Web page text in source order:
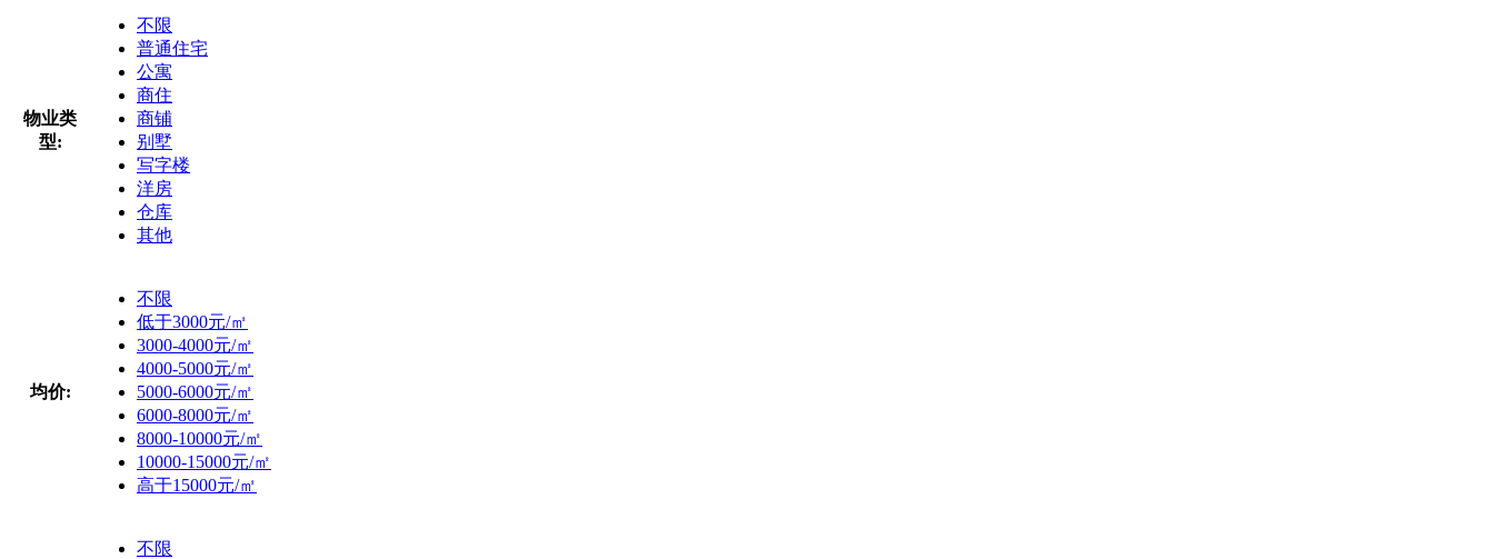
物业类
型:
不限
普通住宅
公寓
商住
商铺
别墅
写字楼
洋房
仓库
其他
均价:
不限
低于3000元/㎡
3000-4000元/㎡
4000-5000元/㎡
5000-6000元/㎡
6000-8000元/㎡
8000-10000元/㎡
10000-15000元/㎡
高于15000元/㎡
不限